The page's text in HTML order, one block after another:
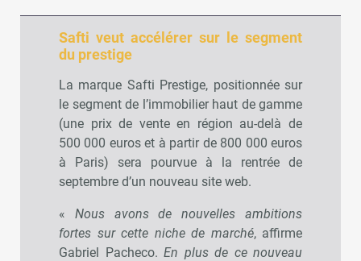
Safti veut accélérer sur le segment
du prestige
La marque Safti Prestige, positionnée sur
le segment de l’immobilier haut de gamme
(une prix de vente en région au-delà de
500 000 euros et à partir de 800 000 euros
à Paris) sera pourvue à la rentrée de
septembre d’un nouveau site web.
« Nous avons de nouvelles ambitions
fortes sur cette niche de marché, affirme
Gabriel Pacheco. En plus de ce nouveau